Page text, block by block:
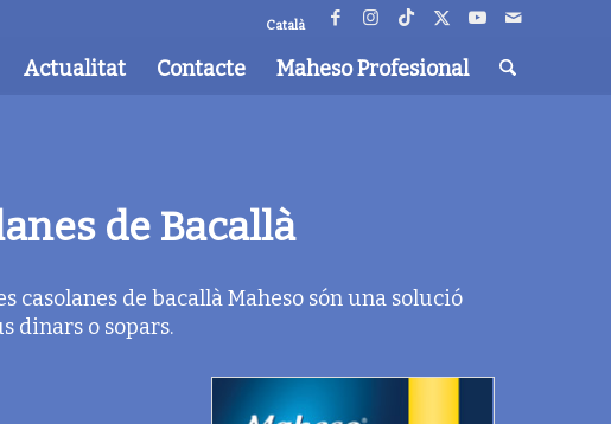
Català
Actualitat Contacte Maheso Profesional
de Bacallà
casolanes de bacallà Maheso són una solució
dinars o sopars.